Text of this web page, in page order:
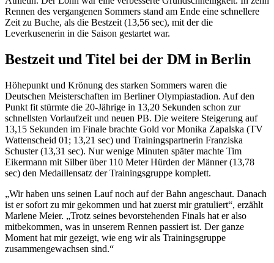
Rennen des vergangenen Sommers stand am Ende eine schnellere
Zeit zu Buche, als die Bestzeit (13,56 sec), mit der die
Leverkusenerin in die Saison gestartet war.
Bestzeit und Titel bei der DM in Berlin
Höhepunkt und Krönung des starken Sommers waren die
Deutschen Meisterschaften im Berliner Olympiastadion. Auf den
Punkt fit stürmte die 20-Jährige in 13,20 Sekunden schon zur
schnellsten Vorlaufzeit und neuen PB. Die weitere Steigerung auf
13,15 Sekunden im Finale brachte Gold vor Monika Zapalska (TV
Wattenscheid 01; 13,21 sec) und Trainingspartnerin Franziska
Schuster (13,31 sec). Nur wenige Minuten später machte Tim
Eikermann mit Silber über 110 Meter Hürden der Männer (13,78
sec) den Medaillensatz der Trainingsgruppe komplett.
„Wir haben uns seinen Lauf noch auf der Bahn angeschaut. Danach
ist er sofort zu mir gekommen und hat zuerst mir gratuliert“, erzählt
Marlene Meier. „Trotz seines bevorstehenden Finals hat er also
mitbekommen, was in unserem Rennen passiert ist. Der ganze
Moment hat mir gezeigt, wie eng wir als Trainingsgruppe
zusammengewachsen sind.“